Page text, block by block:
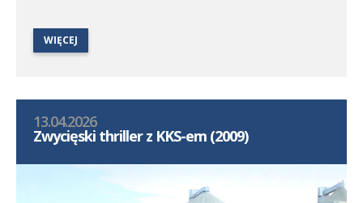
Trans II Stare Oborzyska. Hat trickiem w tym meczu popisał się
Jan Marciniak.
WIĘCEJ
13.04.2026
Zwycięski thriller z KKS-em (2009)